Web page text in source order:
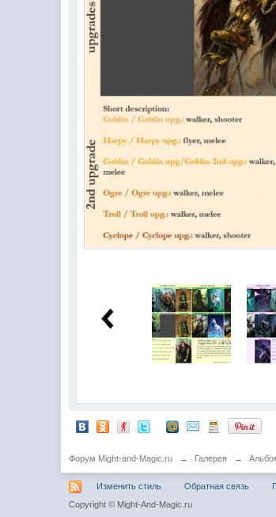
Форум Might-and-Magic.ru → Галерея →
Изменить стиль Обратная связь
Copyright © Might-And-Magic.ru